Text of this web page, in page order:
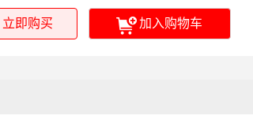
立即购买 加入购物车